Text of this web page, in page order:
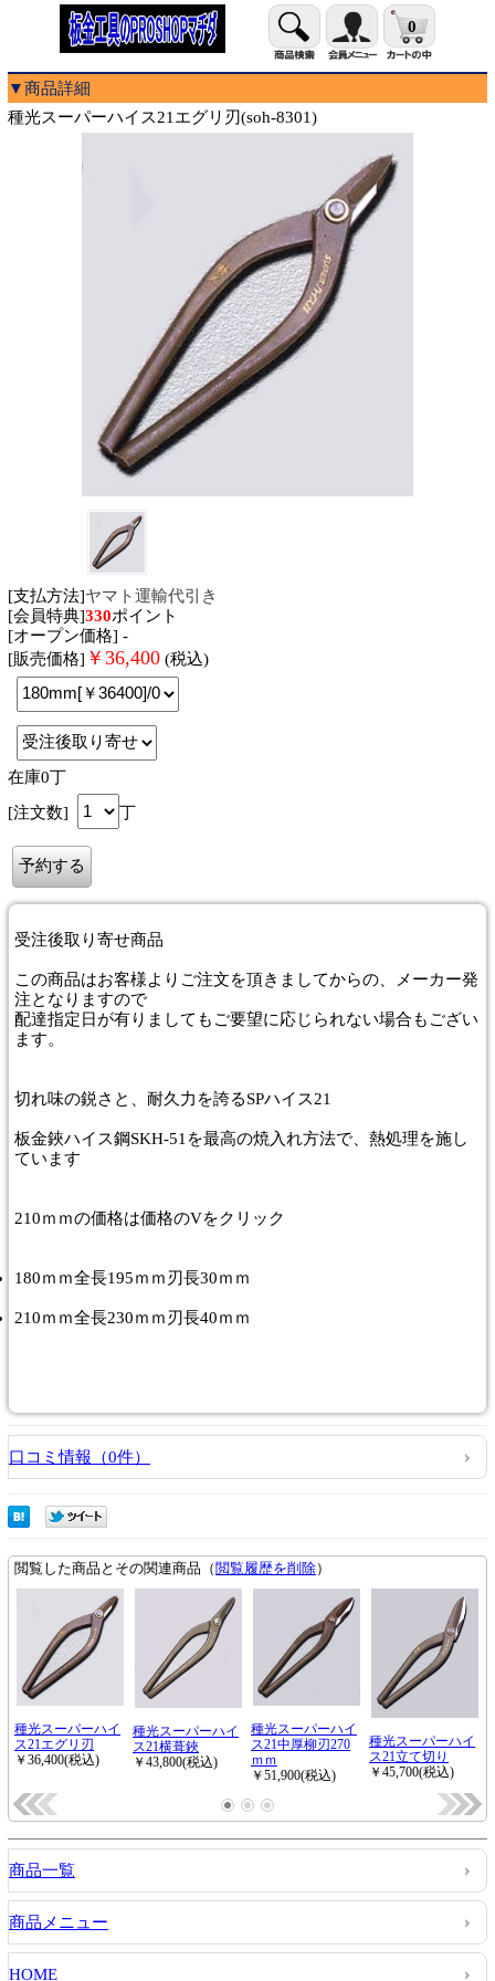
0
▼商品詳細
種光スーパーハイス21エグリ刃(soh-8301)
[支払方法]ヤマト運輸代引き
[会員特典]330ポイント
[オープン価格] -
[販売価格] ￥ 36,400 (税込)
在庫0丁
[注文数]
丁
受注後取り寄せ商品
この商品はお客様よりご注文を頂きましてからの、メーカー発
注となりますので
配達指定日が有りましてもご要望に応じられない場合もござい
ます。
切れ味の鋭さと、耐久力を誇るSPハイス21
板金鋏ハイス鋼SKH-51を最高の焼入れ方法で、熱処理を施し
ています
210ｍｍの価格は価格のVをクリック
180ｍｍ全長195ｍｍ刃長30ｍｍ
210ｍｍ全長230ｍｍ刃長40ｍｍ
口コミ情報（0件）
商品一覧
商品メニュー
HOME